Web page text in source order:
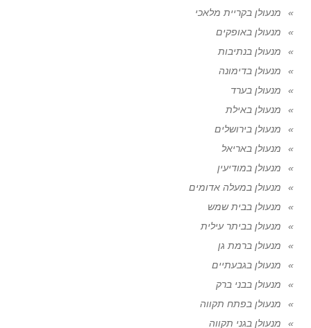
מנעולן בקריית מלאכי
מנעולן באופקים
מנעולן בנתיבות
מנעולן בדימונה
מנעולן בערד
מנעולן באילת
מנעולן בירושלים
מנעולן באריאל
מנעולן במודיעין
מנעולן במעלה אדומים
מנעולן בבית שמש
מנעולן בביתר עילית
מנעולן ברמת גן
מנעולן בגבעתיים
מנעולן בבני ברק
מנעולן בפתח תקווה
מנעולן בגני תקווה